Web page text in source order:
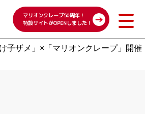
マリオンクレープ50周年！
特設サイトがOPENしました！
子ザメ」×「マリオンクレープ」開催